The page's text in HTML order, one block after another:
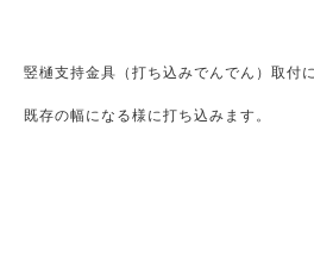
竪樋支持金具（打ち込みでんでん）取付
既存の幅になる様に打ち込みます。